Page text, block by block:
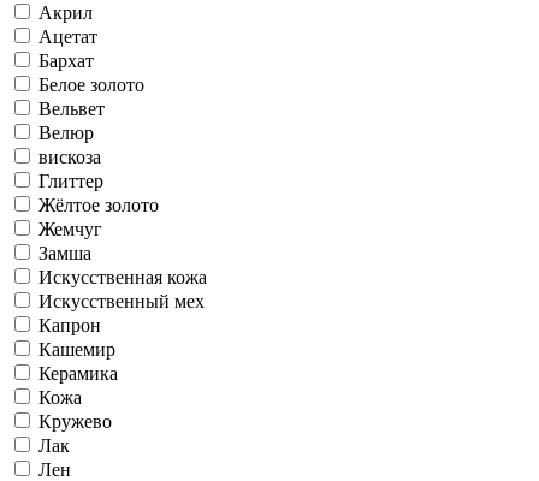
Акрил
Ацетат
Бархат
Белое золото
Вельвет
Велюр
вискоза
Глиттер
Жёлтое золото
Жемчуг
Замша
Искусственная кожа
Искусственный мех
Капрон
Кашемир
Керамика
Кожа
Кружево
Лак
Лен